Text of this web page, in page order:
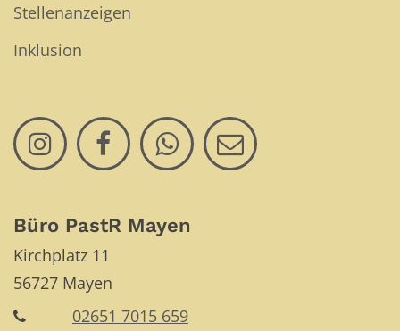
Stellenanzeigen
Inklusion
Büro PastR Mayen
Kirchplatz 11
56727 Mayen
02651 7015 659